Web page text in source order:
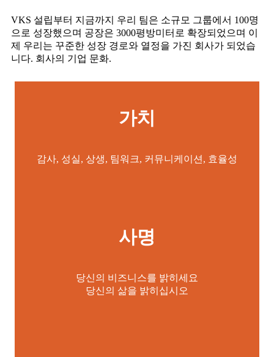
VKS 설립부터 지금까지 우리 팀은 소규모 그룹에서 100명
으로 성장했으며 공장은 3000평방미터로 확장되었으며 이
제 우리는 꾸준한 성장 경로와 열정을 가진 회사가 되었습
니다. 회사의 기업 문화.
가치
감사, 성실, 상생, 팀워크, 커뮤니케이션, 효율성
사명
당신의 비즈니스를 밝히세요
당신의 삶을 밝히십시오